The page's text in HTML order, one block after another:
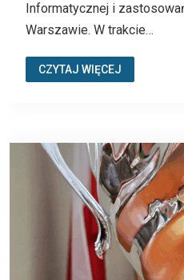
Informatycznej i
Warszawie. W trakcie…
CZYTAJ WIĘCEJ